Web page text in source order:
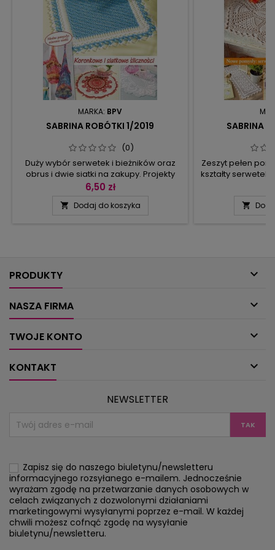
MARKA: BPV
SABRINA ROBÓTKI 1/2019
(0)
Duży wybór serwetek i bieżników oraz
obrus i dwie siatki na zakupy. Projekty
mają różny charakter, od barokowego
aż po północną rezerwę. W oczy
6,50 zł
 Dodaj do koszyka
SABRINA
Zeszyt pełen
kształty serwetek
czerwonym

PRODUKTY 
NASZA FIRMA 
TWOJE KONTO 
KONTAKT 
NEWSLETTER
Zapisz się do naszego biuletynu/newsletteru
informacyjnego rozsyłanego e-mailem. Jednocześnie
wyrażam zgodę na przetwarzanie danych osobowych w
celach związanych z dozwolonymi działaniami
marketingowymi wysyłanymi poprzez e-mail. W każdej
chwili możesz cofnąć zgodę na wysyłanie
biuletynu/newsletteru.